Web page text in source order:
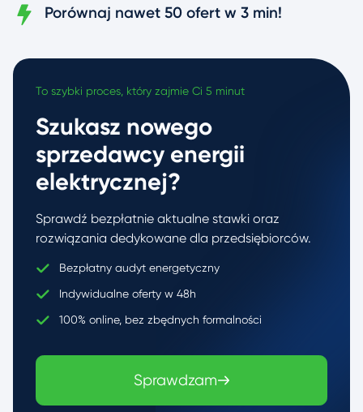
Porównaj nawet 50 ofert w 3 min!
To szybki proces, który zajmie Ci 5 minut
Szukasz nowego
sprzedawcy energii
elektrycznej?
Sprawdź bezpłatnie aktualne stawki oraz
rozwiązania dedykowane dla przedsiębiorców.
Bezpłatny audyt energetyczny
Indywidualne oferty w 48h
100% online, bez zbędnych formalności
Sprawdzam